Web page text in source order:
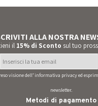
ALLA NOSTRA
il 15% di Sconto sul tuo
visione dell’informativa privacyed
newsletter.
Metodi di pagamento